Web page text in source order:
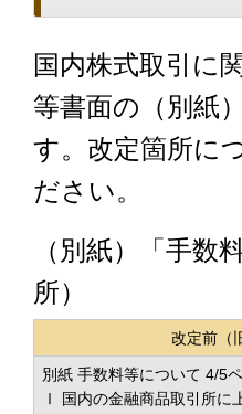
国内株式取引に
等書面の（別紙
す。改定箇所に
ださい。
（別紙）「手数
所）
改定前（
別紙 手数料等について 4/5
Ⅰ 国内の金融商品取引所に